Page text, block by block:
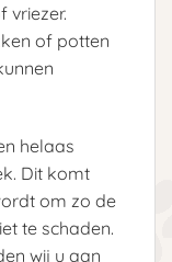
vriezer.
of potten
helaas
Dit komt
om zo de
te schaden.
wij u aan